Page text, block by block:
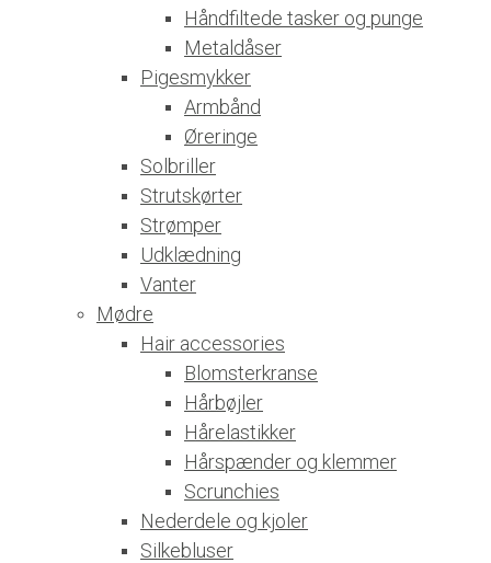
Håndfiltede tasker og punge
Metaldåser
Pigesmykker
Armbånd
Øreringe
Solbriller
Strutskørter
Strømper
Udklædning
Vanter
Mødre
Hair accessories
Blomsterkranse
Hårbøjler
Hårelastikker
Hårspænder og klemmer
Scrunchies
Nederdele og kjoler
Silkebluser